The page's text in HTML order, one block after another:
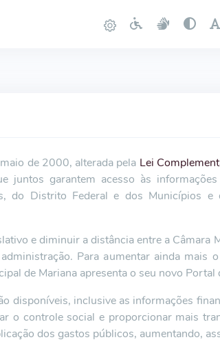
de 2000, alterada pela Lei
garantem acesso às informações
do Distrito Federal e dos Municípios e
e diminuir a distância entre a Câmara
Para aumentar ainda mais
de Mariana apresenta o seu novo Portal
disponíveis, inclusive as informações
o controle social e proporcionar mais
dos gastos públicos, aumentando,